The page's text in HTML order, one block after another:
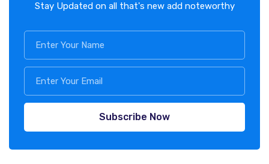
Stay Updated on all that's new add noteworthy
Subscribe Now